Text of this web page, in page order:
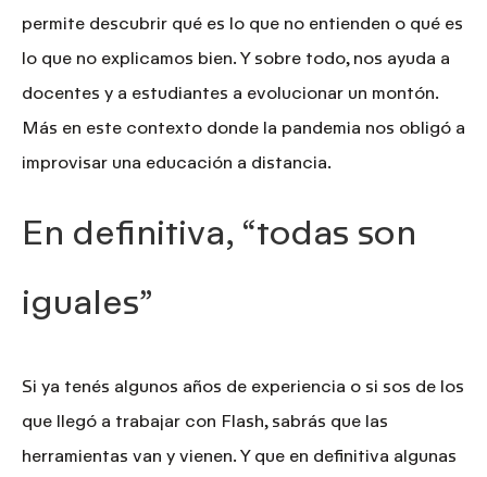
permite descubrir qué es lo que no entienden o qué es
lo que no explicamos bien. Y sobre todo, nos ayuda a
docentes y a estudiantes a evolucionar un montón.
Más en este contexto donde la pandemia nos obligó a
improvisar una educación a distancia.
En definitiva, “todas son
iguales”
Si ya tenés algunos años de experiencia o si sos de los
que llegó a trabajar con Flash, sabrás que las
herramientas van y vienen. Y que en definitiva algunas